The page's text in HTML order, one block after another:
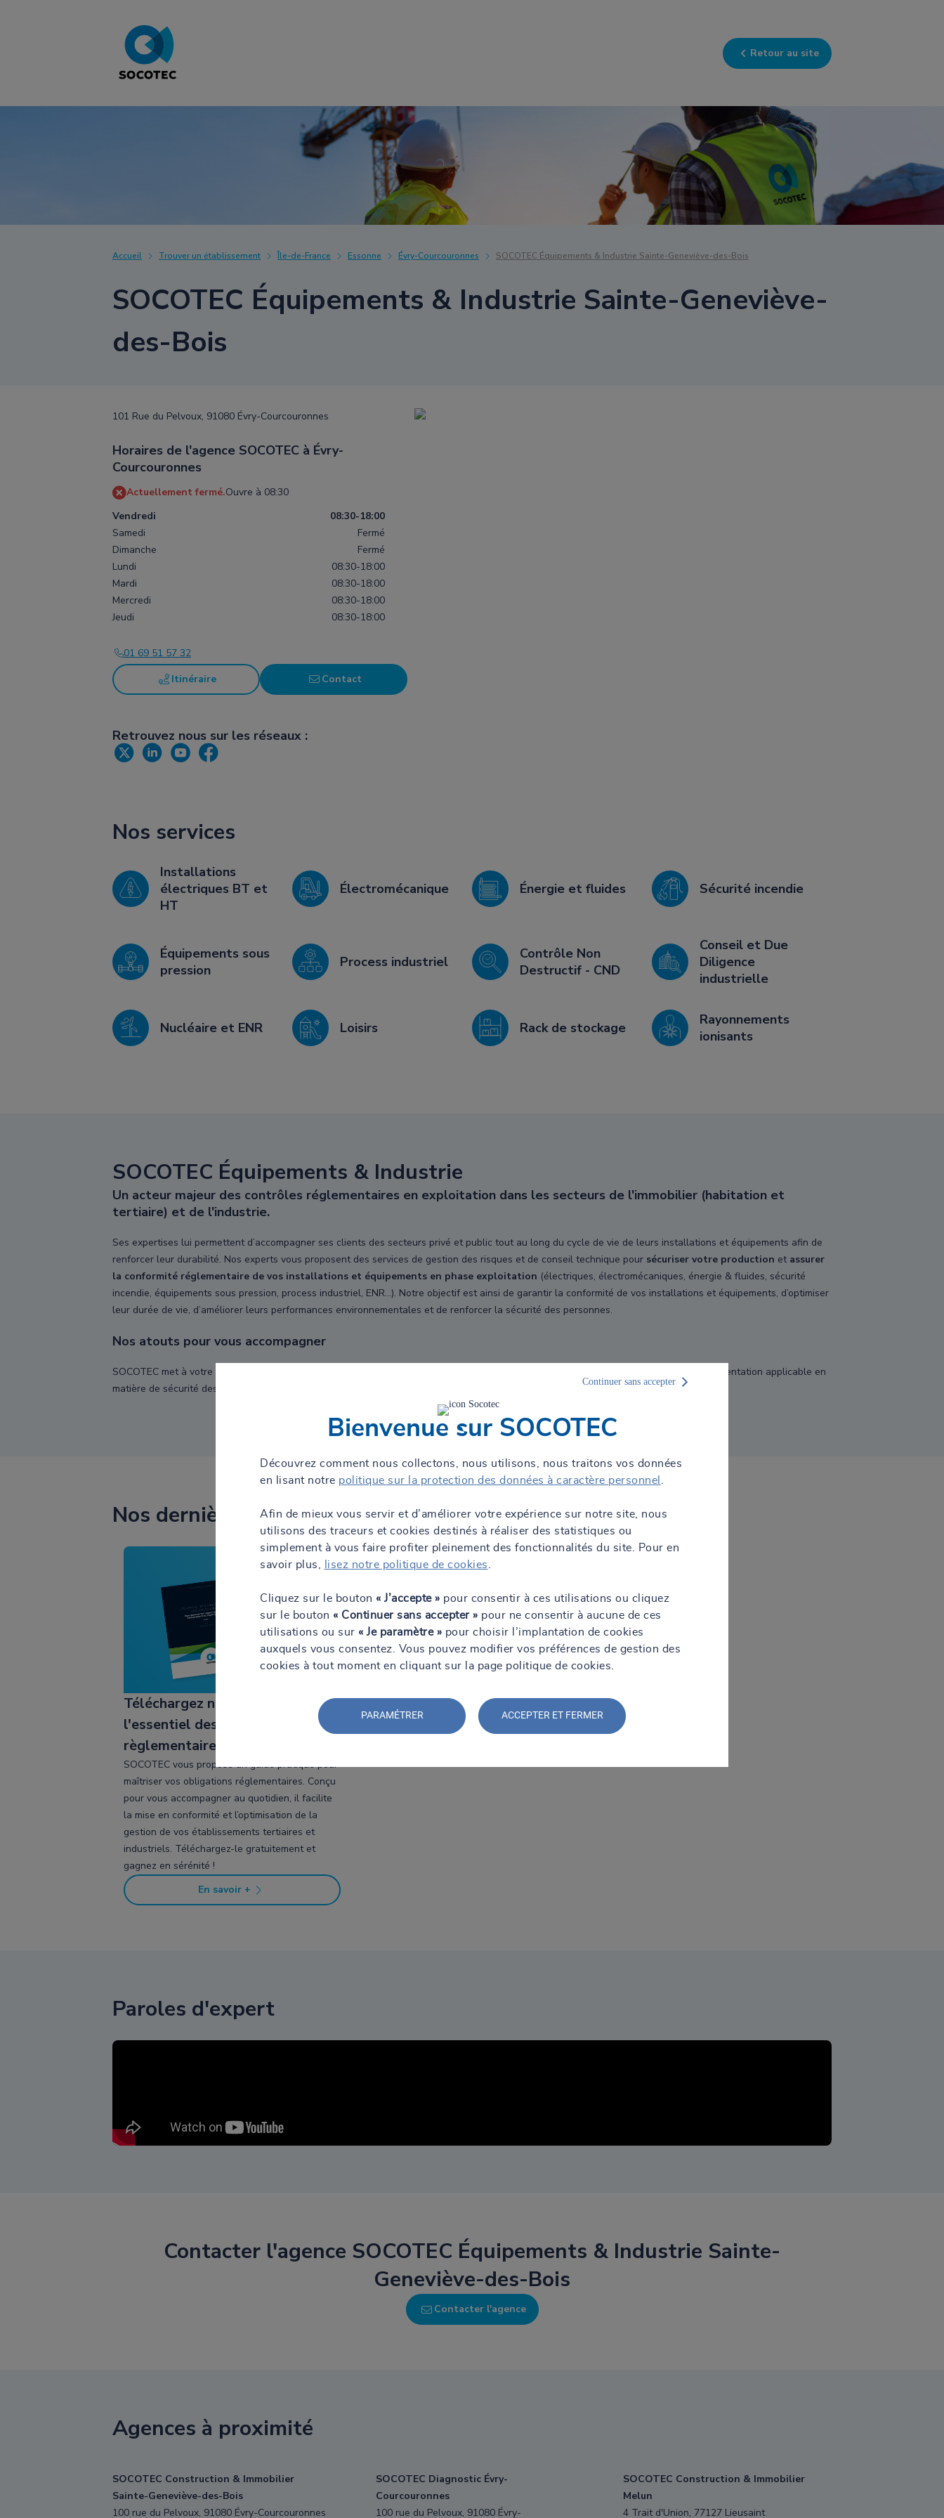
Retour au site
Accueil Trouver un établissement Île-de-France Essonne Évry-Courcouronnes SOCOTEC Équipements & Industrie Sainte-Geneviève-des-Bois
SOCOTEC Équipements & Industrie Sainte-Geneviève-
des-Bois
101 Rue du Pelvoux, 91080 Évry-Courcouronnes
Horaires de l'agence SOCOTEC à Évry-
Courcouronnes
Actuellement fermé.Ouvre à 08:30
Vendredi
08:30-18:00
Samedi
Fermé
Dimanche
Fermé
Lundi
08:30-18:00
Mardi
08:30-18:00
Mercredi
08:30-18:00
Jeudi
08:30-18:00
01 69 51 57 32
Itinéraire
Contact
Retrouvez nous sur les réseaux :
Nos services
Installations
électriques BT et
HT
Électromécanique Énergie et fluides Sécurité incendie
Équipements sous
pression
Process industriel
Contrôle Non
Destructif - CND
Conseil et Due
Diligence
industrielle
Nucléaire et ENR Loisirs Rack de stockage
Rayonnements
ionisants
SOCOTEC Équipements & Industrie
Un acteur majeur des contrôles réglementaires en exploitation dans les secteurs de l'immobilier (habitation et
tertiaire) et de l'industrie.
Ses expertises lui permettent d’accompagner ses clients des secteurs privé et public tout au long du cycle de vie de leurs installations et équipements afin de
renforcer leur durabilité. Nos experts vous proposent des services de gestion des risques et de conseil technique pour sécuriser votre production et assurer
la conformité réglementaire de vos installations et équipements en phase exploitation (électriques, électromécaniques, énergie & fluides, sécurité
incendie, équipements sous pression, process industriel, ENR...). Notre objectif est ainsi de garantir la conformité de vos installations et équipements, d’optimiser
leur durée de vie, d’améliorer leurs performances environnementales et de renforcer la sécurité des personnes.
Nos atouts pour vous accompagner
SOCOTEC met à votre disposition un réseau d'experts qui connaissent bien vos contraintes et problématiques d’exploitation et la réglementation applicable en
matière de sécurité des personnes, préservation des biens, économies d’énergies, protection contre le bruit et pollutions atmosphériques.
Nos dernières actualités
Téléchargez notre livre blanc sur
l'essentiel des obligations
règlementaires
SOCOTEC vous propose un guide pratique pour
maîtriser vos obligations réglementaires. Conçu
pour vous accompagner au quotidien, il facilite
la mise en conformité et l’optimisation de la
gestion de vos établissements tertiaires et
industriels. Téléchargez-le gratuitement et
gagnez en sérénité !
En savoir +
Paroles d'expert
Contacter l'agence SOCOTEC Équipements & Industrie Sainte-
Geneviève-des-Bois
Contacter l'agence
Agences à proximité
SOCOTEC Construction & Immobilier
Sainte-Geneviève-des-Bois
100 rue du Pelvoux, 91080 Évry-Courcouronnes
SOCOTEC Diagnostic Évry-
Courcouronnes
100 rue du Pelvoux, 91080 Évry-
SOCOTEC Construction & Immobilier
Melun
4 Trait d'Union, 77127 Lieusaint
Bienvenue sur SOCOTEC
Découvrez comment nous collectons, nous utilisons, nous traitons vos données
en lisant notre politique sur la protection des données à caractère personnel
Afin de mieux vous servir et d’améliorer votre expérience sur notre site, nous
utilisons des traceurs et cookies destinés à réaliser des statistiques ou
simplement à vous faire profiter pleinement des fonctionnalités du site. Pour en
savoir plus,
lisez notre politique de cookies
Cliquez sur le bouton « J’accepte » pour consentir à ces utilisations ou cliquez
sur le bouton « Continuer sans accepter » pour ne consentir à aucune de ces
utilisations ou sur « Je paramètre » pour choisir l’implantation de cookies
auxquels vous consentez. Vous pouvez modifier vos préférences de gestion des
cookies à tout moment en cliquant sur la page politique de cookies.
PARAMÉTRER ACCEPTER ET FERMER
Continuer sans accepter